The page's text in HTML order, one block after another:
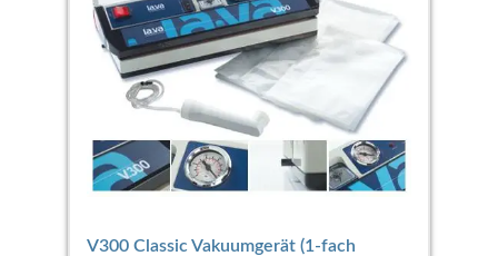
V300 Classic Vakuumgerät (1-fach